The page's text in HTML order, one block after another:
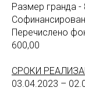
Размер гранда -
Перечислено
600,00
СРОКИ
03.04.2023 –